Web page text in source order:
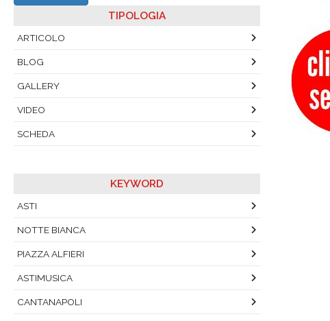
TIPOLOGIA
ARTICOLO
BLOG
GALLERY
VIDEO
SCHEDA
KEYWORD
ASTI
NOTTE BIANCA
PIAZZA ALFIERI
ASTIMUSICA
CANTANAPOLI